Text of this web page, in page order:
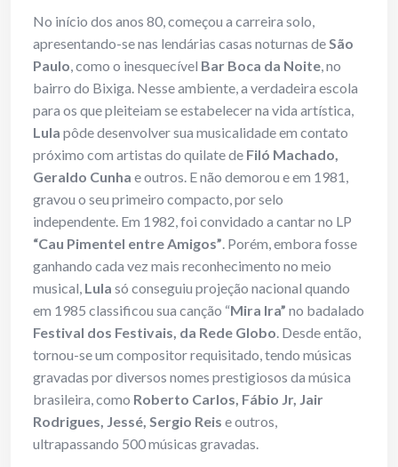
No início dos anos 80, começou a carreira solo,
apresentando-se nas lendárias casas noturnas deSão
Paulo, como o inesquecível Bar Boca da Noite, no
bairro do Bixiga. Nesse ambiente, a verdadeira escola
para os que pleiteiam se estabelecer na vida artística,
Lula pôde desenvolver sua musicalidade em contato
próximo com artistas do quilate de Filó Machado,
Geraldo Cunha e outros. E não demorou e em 1981,
gravou o seu primeiro compacto, por selo
independente. Em 1982, foi convidado a cantar no LP
“Cau Pimentel entre Amigos”. Porém, embora fosse
ganhando cada vez mais reconhecimento no meio
musical, Lula só conseguiu projeção nacional quando
em 1985 classificou sua canção “Mira Ira” no badalado
Festival dos Festivais, da Rede Globo. Desde então,
tornou-se um compositor requisitado, tendo músicas
gravadas por diversos nomes prestigiosos da música
brasileira, como Roberto Carlos, Fábio Jr, Jair
Rodrigues, Jessé, Sergio Reis e outros,
ultrapassando 500 músicas gravadas.